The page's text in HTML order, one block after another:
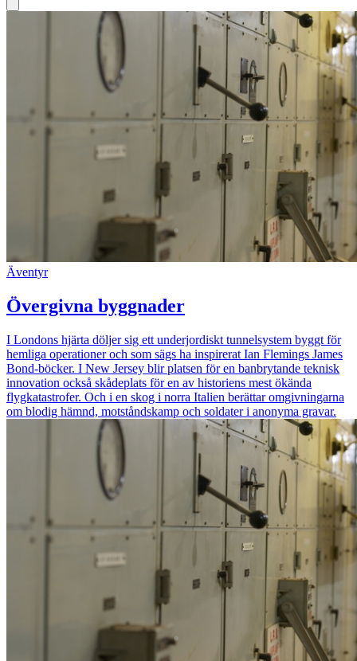
Äventyr
Övergivna byggnader
I Londons hjärta döljer sig ett underjordiskt tunnelsystem byggt för
hemliga operationer och som sägs ha inspirerat Ian Flemings James
Bond-böcker. I New Jersey blir platsen för en banbrytande teknisk
innovation också skådeplats för en av historiens mest ökända
flygkatastrofer. Och i en skog i norra Italien berättar omgivningarna
om blodig hämnd, motståndskamp och soldater i anonyma gravar.